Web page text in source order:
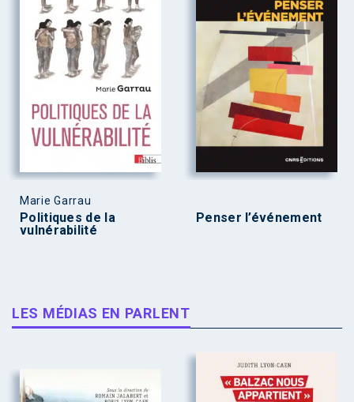
Marie Garrau
Politiques de la
vulnérabilité
Penser l’événement
LES MÉDIAS EN PARLENT